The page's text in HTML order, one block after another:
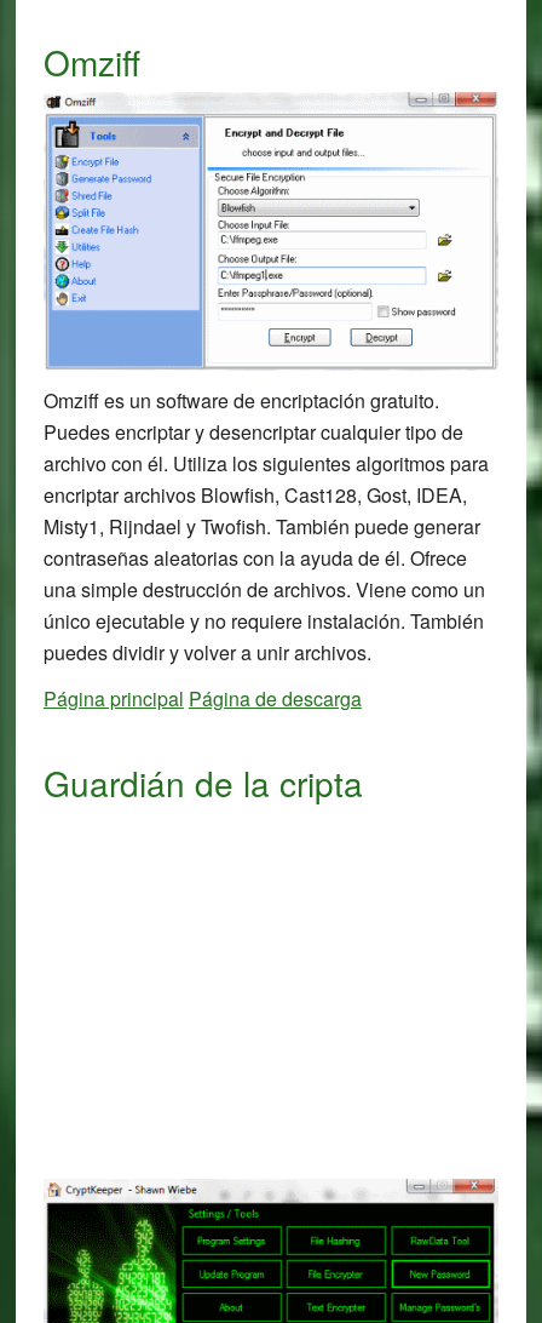
Omziff
Omziff es un software de encriptación gratuito.
Puedes encriptar y desencriptar cualquier tipo de
archivo con él. Utiliza los siguientes algoritmos para
encriptar archivos Blowfish, Cast128, Gost, IDEA,
Misty1, Rijndael y Twofish. También puede generar
contraseñas aleatorias con la ayuda de él. Ofrece
una simple destrucción de archivos. Viene como un
único ejecutable y no requiere instalación. También
puedes dividir y volver a unir archivos.
Página principal Página de descarga
Guardián de la cripta